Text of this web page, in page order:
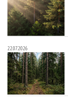
22.07.2026